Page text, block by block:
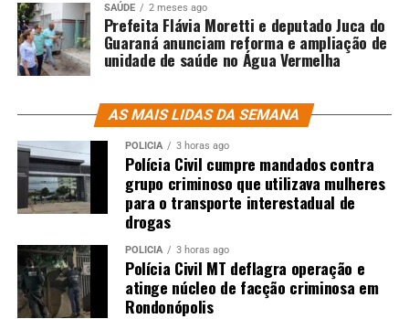
SAÚDE 2 meses ago
Prefeita Flávia Moretti e deputado Juca do
Guaraná anunciam reforma e ampliação de
unidade de saúde no Água Vermelha
AS MAIS LIDAS DA SEMANA
POLÍCIA 3 horas ago
Polícia Civil cumpre mandados contra
grupo criminoso que utilizava mulheres
para o transporte interestadual de
drogas
POLÍCIA 3 horas ago
Polícia Civil MT deflagra operação e
atinge núcleo de facção criminosa em
Rondonópolis